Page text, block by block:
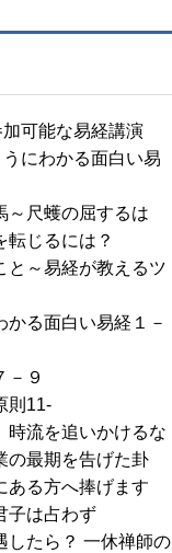
可能な易経講演
にわかる面白い易
～尺蠖の屈するは
転じるには？
と～易経が教えるツ
かる面白い易経１－
－９
則11-
流を追いかけるな
の最期を告げた卦
ある方へ捧げます
子は占わず
したら？ 一休禅師の